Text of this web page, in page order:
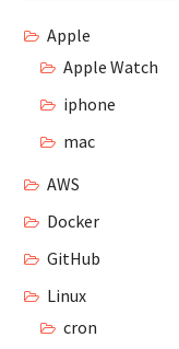
Apple
Apple Watch
iphone
mac
AWS
Docker
GitHub
Linux
cron